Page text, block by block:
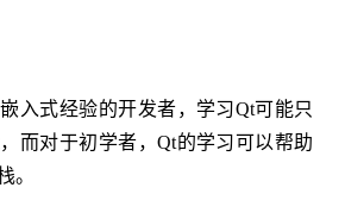
入式经验的开发者，学习Qt可能只
而对于初学者，Qt的学习可以帮助
。